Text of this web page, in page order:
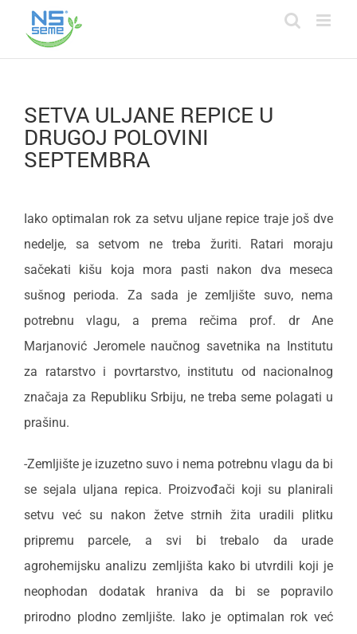
content
SETVA ULJANE REPICE U
DRUGOJ POLOVINI
SEPTEMBRA
Iako optimalan rok za setvu uljane repice traje još dve
nedelje, sa setvom ne treba žuriti. Ratari moraju
sačekati kišu koja mora pasti nakon dva meseca
sušnog perioda. Za sada je zemljište suvo, nema
potrebnu vlagu, a prema rečima prof. dr Ane
Marjanović Jeromele naučnog savetnika na Institutu
za ratarstvo i povrtarstvo, institutu od nacionalnog
značaja za Republiku Srbiju, ne treba seme polagati u
prašinu.
-Zemljište je izuzetno suvo i nema potrebnu vlagu da bi
se sejala uljana repica. Proizvođači koji su planirali
setvu već su nakon žetve strnih žita uradili plitku
pripremu parcele, a svi bi trebalo da urade
agrohemijsku analizu zemljišta kako bi utvrdili koji je
neophodan dodatak hraniva da bi se popravilo
prirodno plodno zemljište. Iako je optimalan rok već